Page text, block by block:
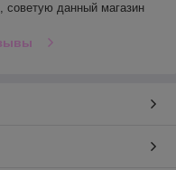
советую данный магазин